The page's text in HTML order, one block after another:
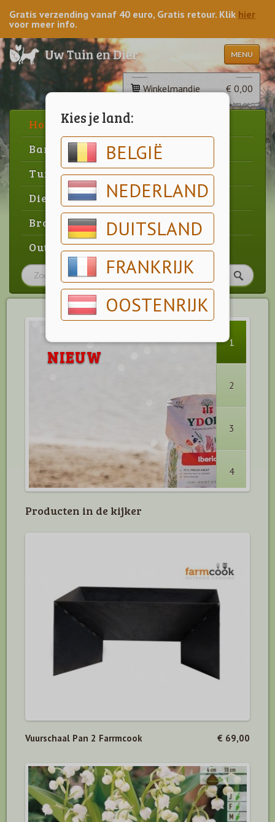
Kies je land:
BELGIË
NEDERLAND
DUITSLAND
FRANKRIJK
OOSTENRIJK
Gratis verzending vanaf 40 euro, Gratis retour. Klik hier
voor meer info.
MENU
Winkelmandje € 0,00
Home
Barbecue
Tuin
Dier
Brood & gebak
Outlet
NIEUW
1
2
3
4
Producten in de kijker
Vuurschaal Pan 2 Farrmcook € 69,00